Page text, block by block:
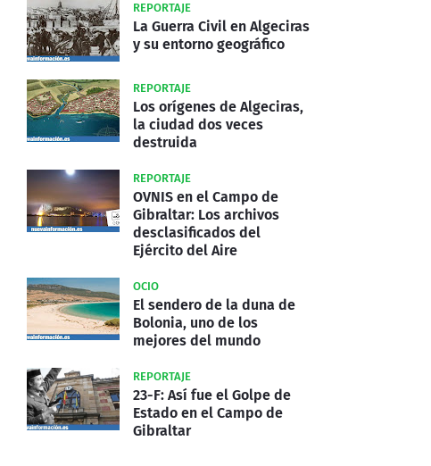
REPORTAJE
La Guerra Civil en Algeciras
y su entorno geográfico
REPORTAJE
Los orígenes de Algeciras,
la ciudad dos veces
destruida
REPORTAJE
OVNIS en el Campo de
Gibraltar: Los archivos
desclasificados del
Ejército del Aire
OCIO
El sendero de la duna de
Bolonia, uno de los
mejores del mundo
REPORTAJE
23-F: Así fue el Golpe de
Estado en el Campo de
Gibraltar